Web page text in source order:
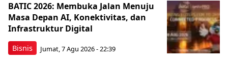
Bisnis
BATIC 2026: Membuka Jalan Menuju
Masa Depan AI, Konektivitas, dan
Infrastruktur Digital
Jumat, 7 Agu 2026 - 22:39